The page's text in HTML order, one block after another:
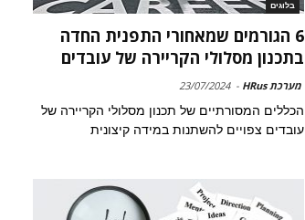
בלוגים
6 הגורמים שמאחורי התפנית החדה
בתכנון מסלולי הקריירה של עובדים
מערכת HRus -
23/07/2024
הכללים המסורתיים של תכנון מסלולי הקריירה של
עובדים צפויים להשתנות במידה קיצונית